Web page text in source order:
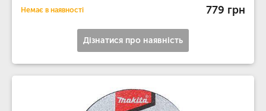
Немає в наявності 779 грн
Дізнатися про наявність